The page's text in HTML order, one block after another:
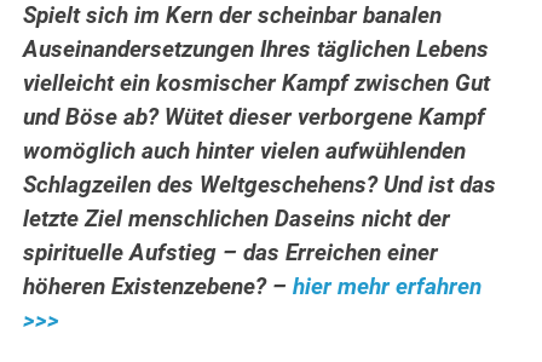
Spielt sich im Kern der scheinbar banalen
Auseinandersetzungen Ihres täglichen Lebens
vielleicht ein kosmischer Kampf zwischen Gut
und Böse ab? Wütet dieser verborgene Kampf
womöglich auch hinter vielen aufwühlenden
Schlagzeilen des Weltgeschehens? Und ist das
letzte Ziel menschlichen Daseins nicht der
spirituelle Aufstieg – das Erreichen einer
höheren Existenzebene? –hier mehr erfahren
>>>